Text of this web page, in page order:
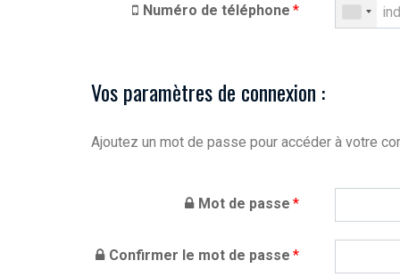
Numéro de téléphone *
Vos paramètres de connexion :
Ajoutez un mot de passe pour accéder à votre
Mot de passe *
Confirmer le mot de passe *